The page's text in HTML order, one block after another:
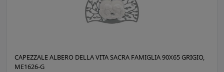
CAPEZZALE ALBERO DELLA VITA SACRA FAMIGLIA 90X65 GRIGIO,
ME1626-G